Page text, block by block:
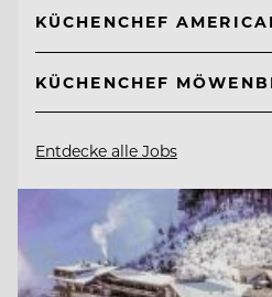
KÜCHENCHEF
KÜCHENCHEF
Entdecke alle Jobs